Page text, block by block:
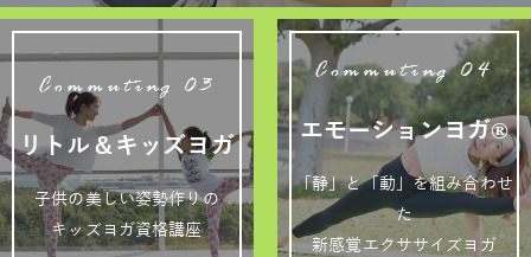
Commuting 03
リトル＆キッズヨガ
子供の美しい姿勢作りの
キッズヨガ資格講座
Commuting 04
エモーションヨガ®
「静」と「動」を組み合わせ
た
新感覚エクササイズヨガ